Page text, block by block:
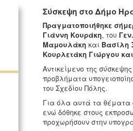
Σύσκεψη στο Δήμο
Πραγματοποιήθηκε
Γιάννη Κουράκη, του
Μαμουλάκη και Βασίλη
Κουρλετάκη Γιώργου
Αντικείμενο της
προβλήματα
του Σχεδίου Πόλης.
Για όλα αυτά τα θέματα
ενώ δόθηκε στους
προχωρήσουν στην